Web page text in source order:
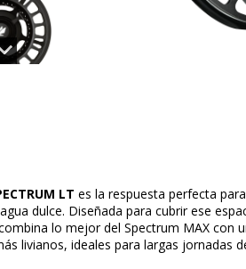
LT es la respuesta perfecta
dulce. Diseñada para cubrir ese
lo mejor del Spectrum MAX con
livianos, ideales para largas jornadas